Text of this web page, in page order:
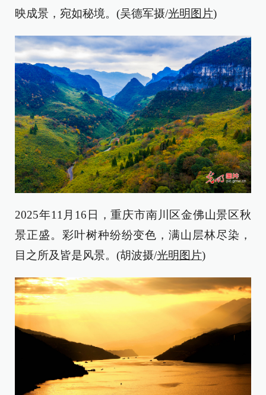
映成景，宛如秘境。(吴德军摄/光明图片)
2025年11月16日，重庆市南川区金佛山景区秋
景正盛。彩叶树种纷纷变色，满山层林尽染，
目之所及皆是风景。(胡波摄/光明图片)